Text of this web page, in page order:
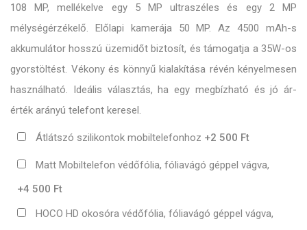
108 MP, mellékelve egy 5 MP ultraszéles és egy 2 MP
mélységérzékelő. Előlapi kamerája 50 MP. Az 4500 mAh-s
akkumulátor hosszú üzemidőt biztosít, és támogatja a 35W-os
gyorstöltést. Vékony és könnyű kialakítása révén kényelmesen
használható. Ideális választás, ha egy megbízható és jó ár-
érték arányú telefont keresel.
Átlátszó szilikontok mobiltelefonhoz +2 500 Ft
Matt Mobiltelefon védőfólia, fóliavágó géppel vágva,
+4 500 Ft
HOCO HD okosóra védőfólia, fóliavágó géppel vágva,